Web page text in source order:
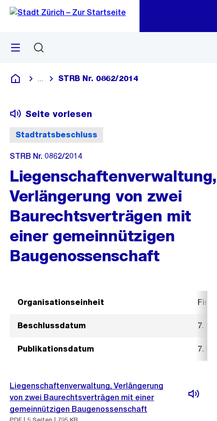
Navigation
Sprunglink
Menü
Deutsch
Blende alle Breadcrumbs ein
STRB Nr. 0862/2014
Stadtratsbeschluss
Seite vorlesen
STRB Nr. 0862/2014
Liegenschaftenverwaltung,
Verlängerung von zwei
Baurechtsverträgen mit
einer gemeinnützigen
Baugenossenschaft
Organisationseinheit
Beschlussdatum 7.
Publikationsdatum 7.
Liegenschaftenverwaltung, Verlängerung
von zwei Baurechtsverträgen mit einer
gemeinnützigen Baugenossenschaft